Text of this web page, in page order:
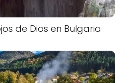
de Dios en Bulgaria